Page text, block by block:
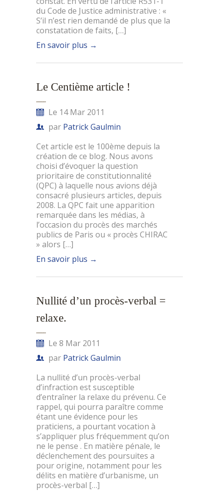
du Code de Justice administrative : «
S’il n’est rien demandé de plus que la
constatation de faits, […]
En savoir plus →
Le Centième article !
Le 14 Mar 2011
par Patrick Gaulmin
Cet article est le 100ème depuis la
création de ce blog. Nous avons
choisi d’évoquer la question
prioritaire de constitutionnalité
(QPC) à laquelle nous avions déjà
consacré plusieurs articles, depuis
2008. La QPC fait une apparition
remarquée dans les médias, à
l’occasion du procès des marchés
publics de Paris ou « procès CHIRAC
» alors […]
En savoir plus →
Nullité d’un procès-verbal =
relaxe.
Le 8 Mar 2011
par Patrick Gaulmin
La nullité d’un procès-verbal
d’infraction est susceptible
d’entraîner la relaxe du prévenu. Ce
rappel, qui pourra paraître comme
étant une évidence pour les
praticiens, a pourtant vocation à
s’appliquer plus fréquemment qu’on
ne le pense . En matière pénale, le
déclenchement des poursuites a
pour origine, notamment pour les
délits en matière d’urbanisme, un
procès-verbal […]